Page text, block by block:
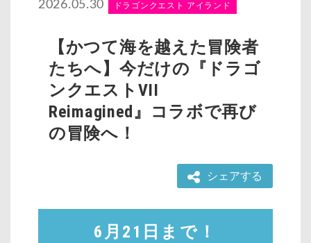
2026.05.30 ドラゴンクエスト アイランド
【かつて海を越えた冒険者
たちへ】今だけの『ドラゴ
ンクエストVII
Reimagined』コラボで再び
の冒険へ！
シェアする
6月21日まで！